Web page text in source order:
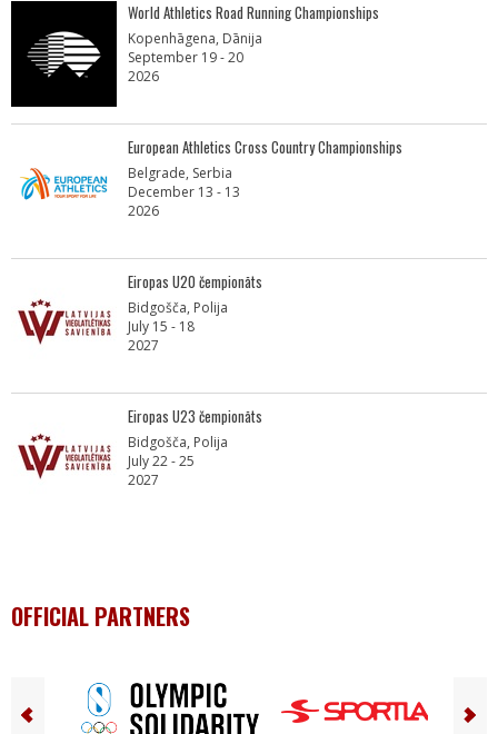
World Athletics Road Running Championships
Kopenhāgena, Dānija
September 19 - 20
2026
European Athletics Cross Country Championships
Belgrade, Serbia
December 13 - 13
2026
Eiropas U20 čempionāts
Bidgošča, Polija
July 15 - 18
2027
Eiropas U23 čempionāts
Bidgošča, Polija
July 22 - 25
2027
OFFICIAL PARTNERS